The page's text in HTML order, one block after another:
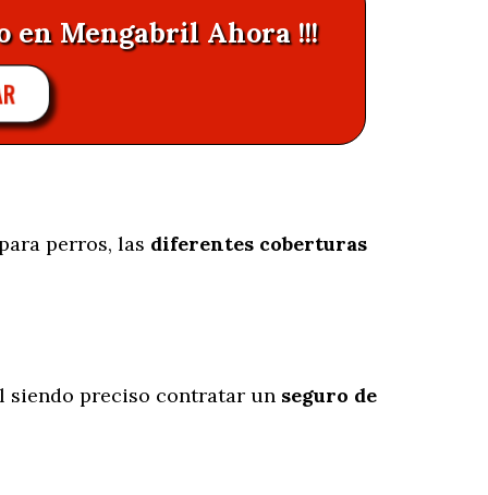
en Mengabril Ahora !!!
perros, las diferentes coberturas
siendo preciso contratar un seguro de